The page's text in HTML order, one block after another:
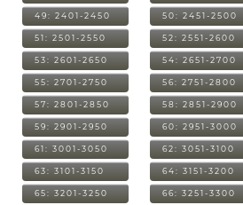
49: 2401-2450 50: 2451-2500
51: 2501-2550 52: 2551-2600
53: 2601-2650 54: 2651-2700
55: 2701-2750 56: 2751-2800
57: 2801-2850 58: 2851-2900
59: 2901-2950 60: 2951-3000
61: 3001-3050 62: 3051-3100
63: 3101-3150 64: 3151-3200
65: 3201-3250 66: 3251-3300